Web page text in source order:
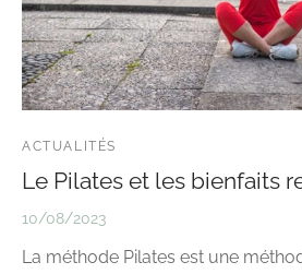
ACTUALITÉS
Le Pilates et les bienfaits
10/08/2023
La méthode Pilates est une